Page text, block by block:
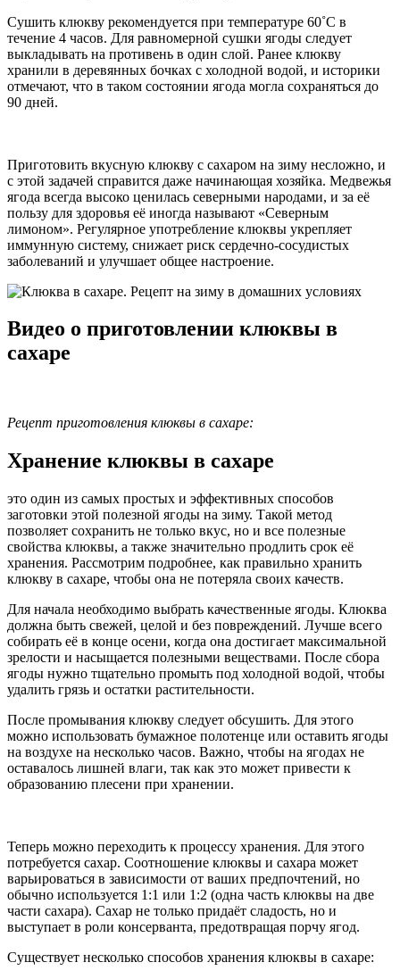
Сушить клюкву рекомендуется при температуре 60˚С в
течение 4 часов. Для равномерной сушки ягоды следует
выкладывать на противень в один слой. Ранее клюкву
хранили в деревянных бочках с холодной водой, и историки
отмечают, что в таком состоянии ягода могла сохраняться до
90 дней.
Приготовить вкусную клюкву с сахаром на зиму несложно, и
с этой задачей справится даже начинающая хозяйка. Медвежья
ягода всегда высоко ценилась северными народами, и за её
пользу для здоровья её иногда называют «Северным
лимоном». Регулярное употребление клюквы укрепляет
иммунную систему, снижает риск сердечно-сосудистых
заболеваний и улучшает общее настроение.
Видео о приготовлении клюквы в
сахаре
Рецепт приготовления клюквы в сахаре:
Хранение клюквы в сахаре
это один из самых простых и эффективных способов
заготовки этой полезной ягоды на зиму. Такой метод
позволяет сохранить не только вкус, но и все полезные
свойства клюквы, а также значительно продлить срок её
хранения. Рассмотрим подробнее, как правильно хранить
клюкву в сахаре, чтобы она не потеряла своих качеств.
Для начала необходимо выбрать качественные ягоды. Клюква
должна быть свежей, целой и без повреждений. Лучше всего
собирать её в конце осени, когда она достигает максимальной
зрелости и насыщается полезными веществами. После сбора
ягоды нужно тщательно промыть под холодной водой, чтобы
удалить грязь и остатки растительности.
После промывания клюкву следует обсушить. Для этого
можно использовать бумажное полотенце или оставить ягоды
на воздухе на несколько часов. Важно, чтобы на ягодах не
оставалось лишней влаги, так как это может привести к
образованию плесени при хранении.
Теперь можно переходить к процессу хранения. Для этого
потребуется сахар. Соотношение клюквы и сахара может
варьироваться в зависимости от ваших предпочтений, но
обычно используется 1:1 или 1:2 (одна часть клюквы на две
части сахара). Сахар не только придаёт сладость, но и
выступает в роли консерванта, предотвращая порчу ягод.
Существует несколько способов хранения клюквы в сахаре: